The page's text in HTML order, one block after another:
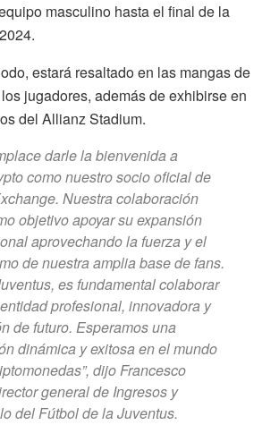
masculino hasta el final de la
estará resaltado en las mangas de
jugadores, además de exhibirse en
del Allianz Stadium.
darle la bienvenida a
como nuestro socio oficial de
Nuestra colaboración
objetivo apoyar su expansión
aprovechando la fuerza y ​​el
de nuestra amplia base de fans.
es fundamental colaborar
profesional, innovadora y
de futuro. Esperamos una
dinámica y exitosa en el mundo
dijo Francesco
general de Ingresos y
del Fútbol de la Juventus.